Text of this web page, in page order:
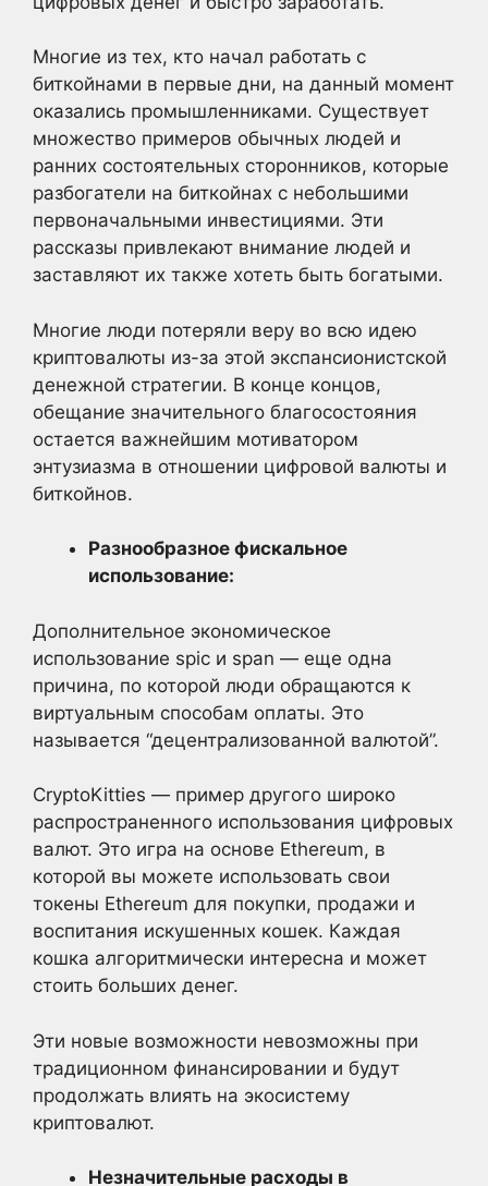
Многие из тех, кто начал работать с
биткойнами в первые дни, на данный момент
оказались промышленниками. Существует
множество примеров обычных людей и
ранних состоятельных сторонников, которые
разбогатели на биткойнах с небольшими
первоначальными инвестициями. Эти
рассказы привлекают внимание людей и
заставляют их также хотеть быть богатыми.
Многие люди потеряли веру во всю идею
криптовалюты из-за этой экспансионистской
денежной стратегии. В конце концов,
обещание значительного благосостояния
остается важнейшим мотиватором
энтузиазма в отношении цифровой валюты и
биткойнов.
Разнообразное фискальное
использование:
Дополнительное экономическое
использование spic и span — еще одна
причина, по которой люди обращаются к
виртуальным способам оплаты. Это
называется “децентрализованной валютой”.
CryptoKitties — пример другого широко
распространенного использования цифровых
валют. Это игра на основе Ethereum, в
которой вы можете использовать свои
токены Ethereum для покупки, продажи и
воспитания искушенных кошек. Каждая
кошка алгоритмически интересна и может
стоить больших денег.
Эти новые возможности невозможны при
традиционном финансировании и будут
продолжать влиять на экосистему
криптовалют.
Незначительные расходы в